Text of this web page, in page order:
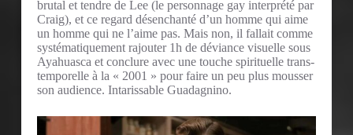
brutal et tendre de Lee (le personnage gay interprété par
Craig), et ce regard désenchanté d’un homme qui aime
un homme qui ne l’aime pas. Mais non, il fallait comme
systématiquement rajouter 1h de déviance visuelle sous
Ayahuasca et conclure avec une touche spirituelle trans-
temporelle à la « 2001 » pour faire un peu plus mousser
son audience. Intarissable Guadagnino.